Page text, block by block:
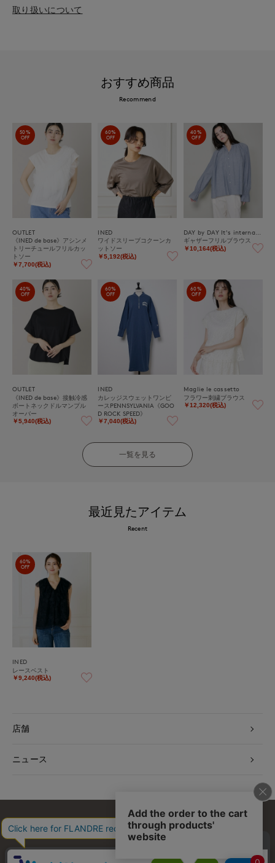
取り扱いについて
おすすめ商品
Recommend
50%
OFF
OUTLET
《INED de base》アシンメ
トリーチュールフリルカッ
トソー
￥7,700(税込)
60%
OFF
INED
ワイドスリーブコクーンカ
ットソー
￥5,192(税込)
40%
OFF
ギャザーフリルブラウス
￥10,164(税込)
40%
OFF
OUTLET
《INED de base》接触冷感
ボートネックドルマンプル
オーバー
￥5,940(税込)
60%
OFF
INED
カレッジスウェットワンピ
ースPENNSYLVANIA《GOO
D ROCK SPEED》
￥7,040(税込)
60%
OFF
Maglie le cassetto
フラワー刺繍ブラウス
￥12,320(税込)
一覧を見る
最近見たアイテム
Recent
60%
OFF
INED
レースベスト
￥9,240(税込)
店舗
ニュース
お問い合わせ 利用規約 会社概要 プライバシーポリシー